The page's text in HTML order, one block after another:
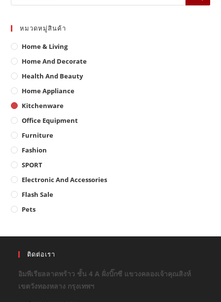
หมวดหมู่สินค้า
Home & Living
Home And Decorate
Health And Beauty
Home Appliance
Kitchenware
Office Equipment
Furniture
Fashion
SPORT
Electronic And Accessories
Flash Sale
Pets
ติดต่อเรา
อิมพีเรียลลาดพร้าว ชั้น 4 A ฝั่งบิ๊กซี แขวงคลองเจ้าคุณสิงห์
เขตวังทองหลาง กรุงเทพฯ